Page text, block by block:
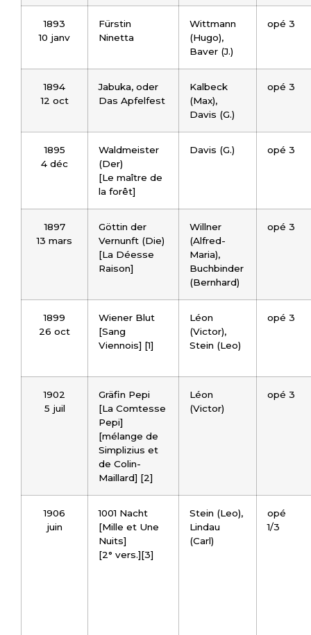
1893
10 janv
Fürstin
Ninetta
Wittmann
(Hugo),
Baver (J.)
opé 3
1894
12 oct
Jabuka, oder
Das Apfelfest
Kalbeck
(Max),
Davis (G.)
opé 3
1895
4 déc
Waldmeister
(Der)
[Le maître de
la forêt]
Davis (G.) opé 3
1897
13 mars
Göttin der
Vernunft (Die)
[La Déesse
Raison]
Willner
(Alfred-
Maria),
Buchbinder
(Bernhard)
opé 3
1899
26 oct
Wiener Blut
[Sang
Viennois] [1]
Léon
(Victor),
Stein (Leo)
opé 3
1902
5 juil
Gräfin Pepi
[La Comtesse
Pepi]
[mélange de
Simplizius et
de Colin-
Maillard] [2]
Léon
(Victor)
opé 3
1906
juin
1001 Nacht
[Mille et Une
Nuits]
[2° vers.][3]
Stein (Leo),
Lindau
(Carl)
opé
1/3